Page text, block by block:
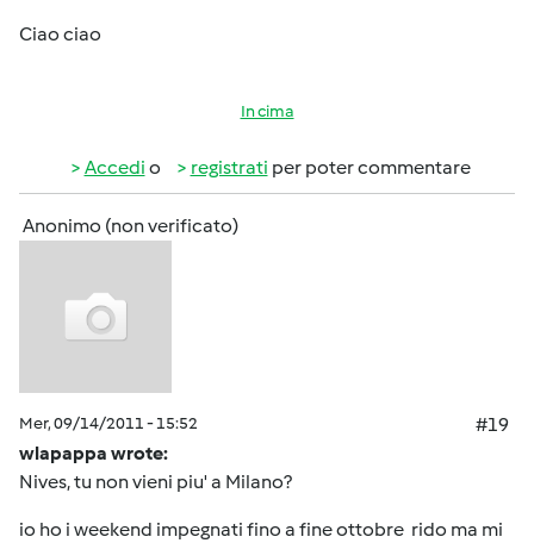
Ciao ciao
In cima
Accedi o registrati per poter commentare
Anonimo (non verificato)
Mer, 09/14/2011 - 15:52
#19
wlapappa wrote:
Nives, tu non vieni piu' a Milano?
io ho i weekend impegnati fino a fine ottobre rido ma mi